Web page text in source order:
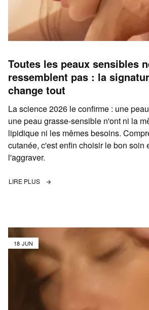
Toutes les peaux sensibles
ressemblent pas : la
change tout
La science 2026 le confirme : une
une peau grasse-sensible n'ont ni la
lipidique ni les mêmes besoins.
cutanée, c'est enfin choisir le bon soin
l'aggraver.
LIRE PLUS
18 JUN